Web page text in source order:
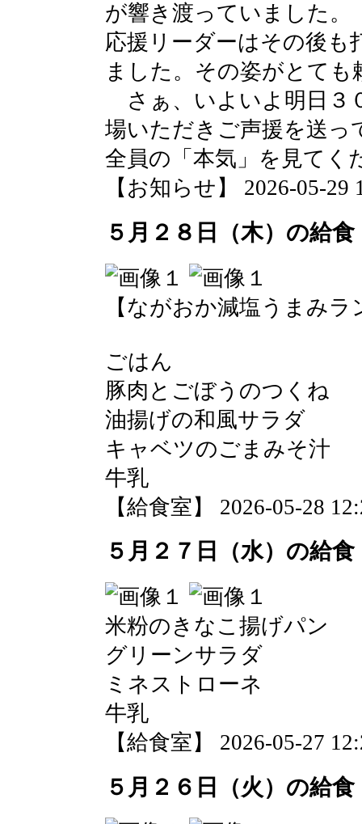
が響き渡っていました。
応援リーダーはその後も
ました。その姿がとて
さぁ、いよいよ明日３
場いただきご声援を送っ
全員の「本気」を見てく
【お知らせ】 2026-05-29
５月２８日（木）の給食
【ながおか減塩うまみラ
ごはん
豚肉とごぼうのつくね
油揚げの和風サラダ
キャベツのごまみそ汁
牛乳
【給食室】 2026-05-28
５月２７日（水）の給食
米粉のきなこ揚げパン
グリーンサラダ
ミネストローネ
牛乳
【給食室】 2026-05-27
５月２６日（火）の給食